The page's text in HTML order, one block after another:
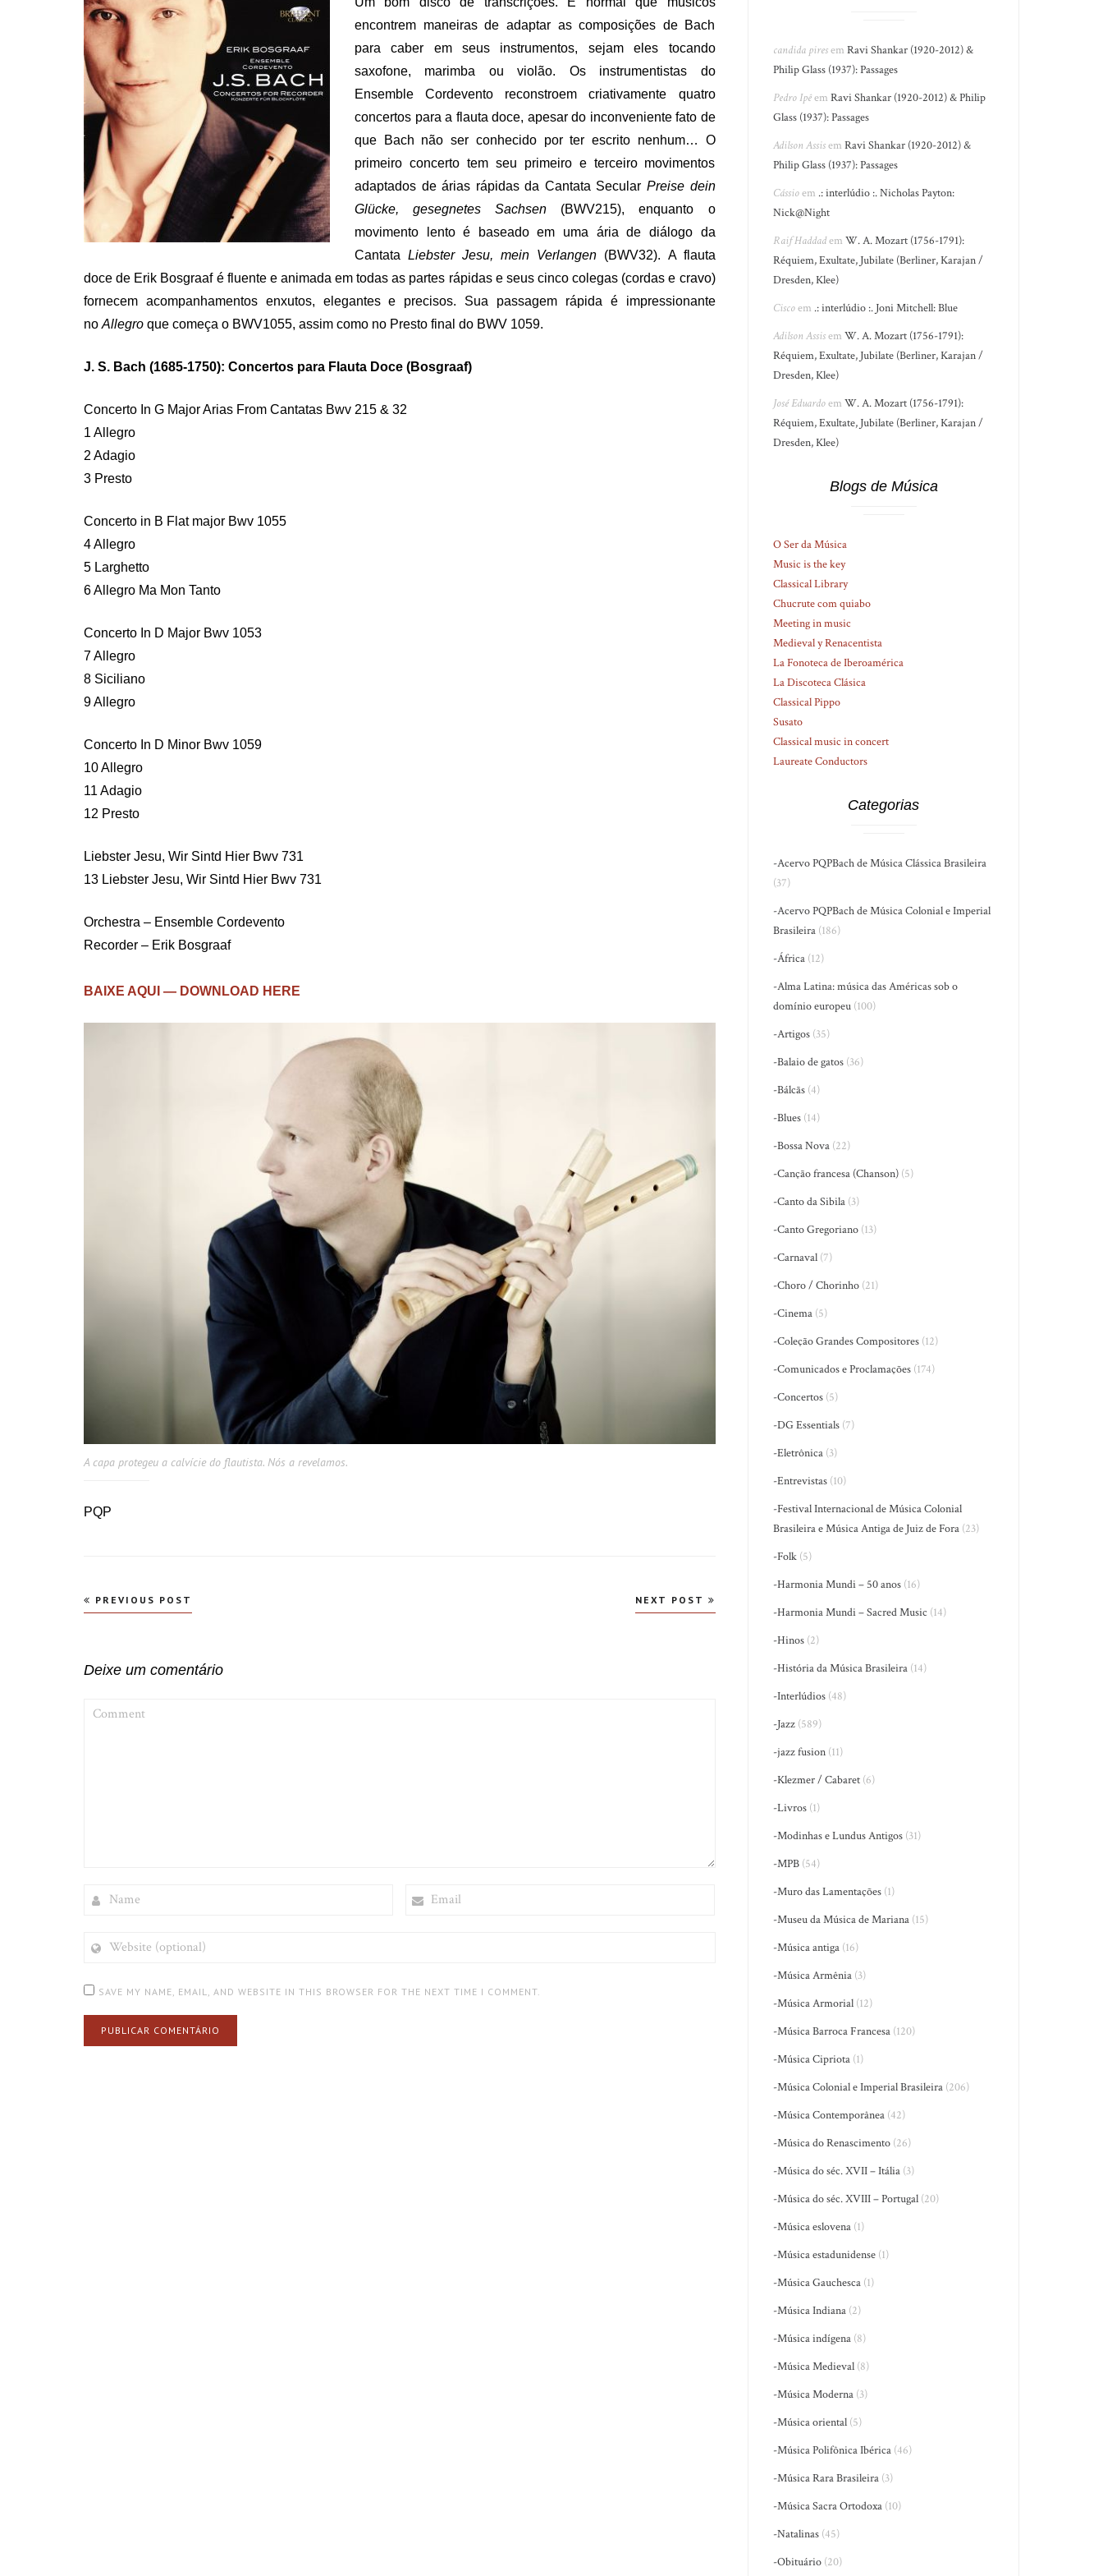
encontrem maneiras de adaptar as composições de Bach
para caber em seus instrumentos, sejam eles tocando
saxofone, marimba ou violão. Os instrumentistas do
Ensemble Cordevento reconstroem criativamente quatro
concertos para a flauta doce, apesar do inconveniente fato de
que Bach não ser conhecido por ter escrito nenhum… O
primeiro concerto tem seu primeiro e terceiro movimentos
adaptados de árias rápidas da Cantata Secular Preise dein
Glücke, gesegnetes Sachsen (BWV215), enquanto o
movimento lento é baseado em uma ária de diálogo da
Cantata Liebster Jesu, mein Verlangen(BWV32). A flauta
doce de Erik Bosgraaf é fluente e animada em todas as partes rápidas e seus cinco colegas (cordas e cravo)
fornecem acompanhamentos enxutos, elegantes e precisos. Sua passagem rápida é impressionante
no Allegro que começa o BWV1055, assim como no Presto final do BWV 1059.
J. S. Bach (1685-1750): Concertos para Flauta Doce (Bosgraaf)
Concerto In G Major Arias From Cantatas Bwv 215 & 32
1 Allegro
2 Adagio
3 Presto
Concerto in B Flat major Bwv 1055
4 Allegro
5 Larghetto
6 Allegro Ma Mon Tanto
Concerto In D Major Bwv 1053
7 Allegro
8 Siciliano
9 Allegro
Concerto In D Minor Bwv 1059
10 Allegro
11 Adagio
12 Presto
Liebster Jesu, Wir Sintd Hier Bwv 731
13 Liebster Jesu, Wir Sintd Hier Bwv 731
Orchestra – Ensemble Cordevento
Recorder – Erik Bosgraaf
BAIXE AQUI — DOWNLOAD HERE
A capa protegeu a calvície do flautista. Nós a revelamos.
PQP
Navegação
PREVIOUS POST NEXT POST
Deixe um comentário
(OPTIONAL)
SAVE MY NAME, EMAIL, AND WEBSITE IN THIS BROWSER FOR THE NEXT TIME I COMMENT.
candida piresemRavi Shankar (1920-2012) &
Philip Glass (1937): Passages
Pedro IpêemRavi Shankar (1920-2012) & Philip
Glass (1937): Passages
Adilson AssisemRavi Shankar (1920-2012) &
Philip Glass (1937): Passages
Cássioem .: interlúdio :. Nicholas Payton:
Nick@Night
Raif HaddademW. A. Mozart (1756-1791):
Réquiem, Exultate, Jubilate (Berliner, Karajan /
Dresden, Klee)
Ciscoem .: interlúdio :. Joni Mitchell: Blue
Adilson AssisemW. A. Mozart (1756-1791):
Réquiem, Exultate, Jubilate (Berliner, Karajan /
Dresden, Klee)
José EduardoemW. A. Mozart (1756-1791):
Réquiem, Exultate, Jubilate (Berliner, Karajan /
Dresden, Klee)
Blogs de Música
O Ser da Música
Music is the key
Classical Library
Chucrute com quiabo
Meeting in music
Medieval y Renacentista
La Fonoteca de Iberoamérica
La Discoteca Clásica
Classical Pippo
Susato
Classical music in concert
Laureate Conductors
Categorias
-Acervo PQPBach de Música Clássica Brasileira
(37)
-Acervo PQPBach de Música Colonial e Imperial
Brasileira (186)
-África (12)
-Alma Latina: música das Américas sob o
domínio europeu (100)
-Artigos (35)
-Balaio de gatos (36)
-Bálcãs (4)
-Blues (14)
-Bossa Nova (22)
-Canção francesa (Chanson) (5)
-Canto da Sibila (3)
-Canto Gregoriano (13)
-Carnaval (7)
-Choro / Chorinho (21)
-Cinema (5)
-Coleção Grandes Compositores (12)
-Comunicados e Proclamações (174)
-Concertos (5)
-DG Essentials (7)
-Eletrônica (3)
-Entrevistas (10)
-Festival Internacional de Música Colonial
Brasileira e Música Antiga de Juiz de Fora (23)
-Folk (5)
-Harmonia Mundi – 50 anos (16)
-Harmonia Mundi – Sacred Music (14)
-Hinos (2)
-História da Música Brasileira (14)
-Interlúdios (48)
-Jazz (589)
-jazz fusion (11)
-Klezmer / Cabaret (6)
-Livros (1)
-Modinhas e Lundus Antigos (31)
-MPB (54)
-Muro das Lamentações (1)
-Museu da Música de Mariana (15)
-Música antiga (16)
-Música Armênia (3)
-Música Armorial (12)
-Música Barroca Francesa (120)
-Música Cipriota (1)
-Música Colonial e Imperial Brasileira (206)
-Música Contemporânea (42)
-Música do Renascimento (26)
-Música do séc. XVII – Itália (3)
-Música do séc. XVIII – Portugal (20)
-Música eslovena (1)
-Música estadunidense (1)
-Música Gauchesca (1)
-Música Indiana (2)
-Música indígena (8)
-Música Medieval (8)
-Música Moderna (3)
-Música oriental (5)
-Música Polifônica Ibérica (46)
-Música Rara Brasileira (3)
-Música Sacra Ortodoxa (10)
-Natalinas (45)
-Obituário (20)